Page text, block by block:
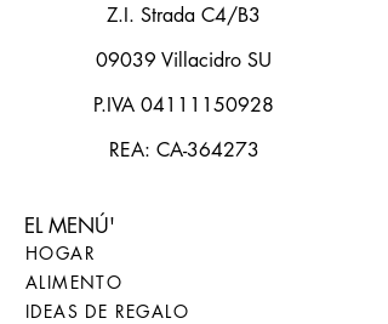
Z.I. Strada C4/B3
09039 Villacidro SU
P.IVA 04111150928
REA: CA-364273
EL MENÚ'
HOGAR
ALIMENTO
IDEAS DE REGALO